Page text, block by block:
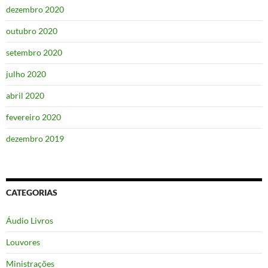
dezembro 2020
outubro 2020
setembro 2020
julho 2020
abril 2020
fevereiro 2020
dezembro 2019
CATEGORIAS
Áudio Livros
Louvores
Ministrações